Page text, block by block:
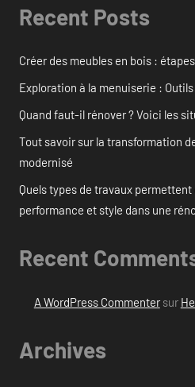
Recent Posts
Créer des meubles en bois :
Exploration à la menuiserie :
Quand faut-il rénover ? Voici les
Tout savoir sur la transformation
modernisé
Quels types de travaux permettent
performance et style dans une
Recent
A WordPress Commentersur
Archives